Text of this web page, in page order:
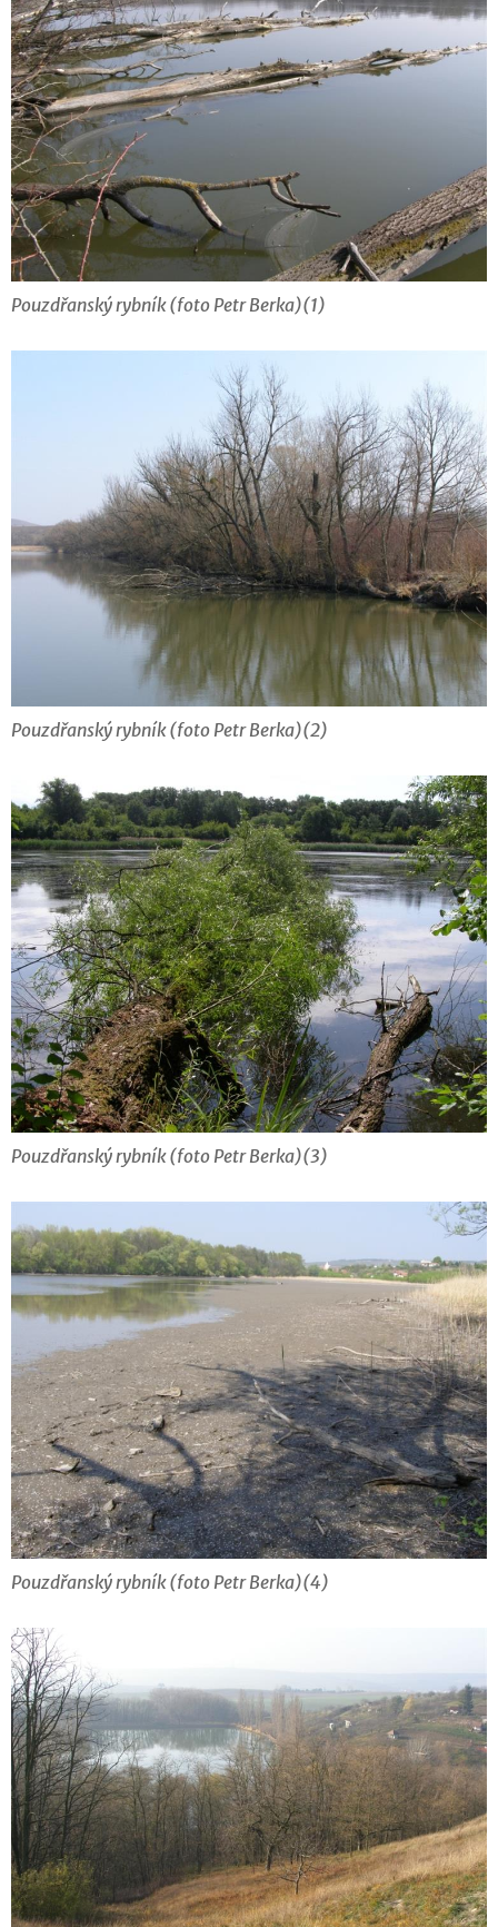
Pouzdřanský rybník (foto Petr Berka)(1)
Pouzdřanský rybník (foto Petr Berka)(2)
Pouzdřanský rybník (foto Petr Berka)(3)
Pouzdřanský rybník (foto Petr Berka)(4)